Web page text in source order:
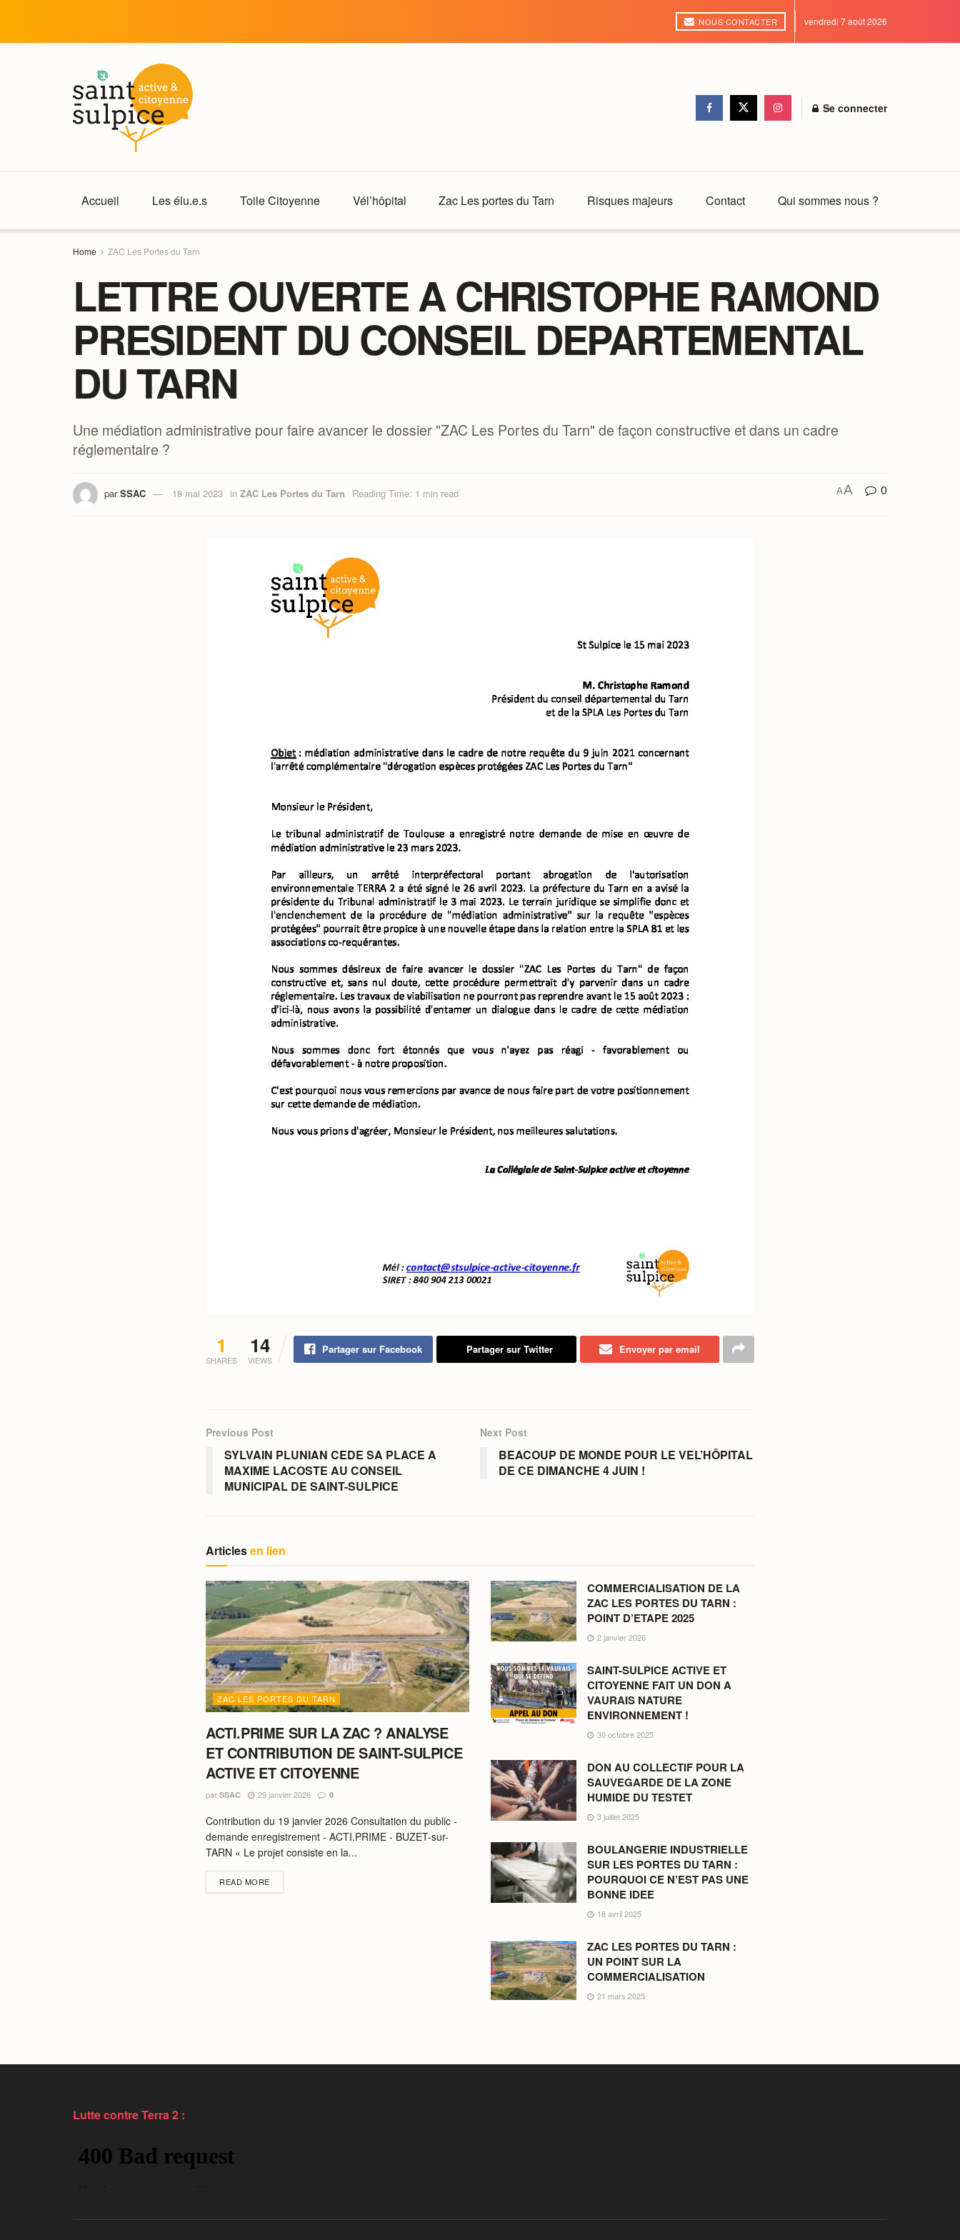
NOUS CONTACTER vendredi 7 août 2026
Se connecter
Accueil Les élu.e.s Toile Citoyenne Vél’hôpital Zac Les portes du Tarn Risques majeurs Contact Qui sommes nous ?
Home ZAC Les Portes du Tarn
LETTRE OUVERTE A CHRISTOPHE RAMOND
PRESIDENT DU CONSEIL DEPARTEMENTAL
DU TARN
Une médiation administrative pour faire avancer le dossier "ZAC Les Portes du Tarn" de façon constructive et dans un cadre
réglementaire ?
par SSAC 18 mai 2023 in ZAC Les Portes du Tarn Reading Time: 1 min read AA 0
1
SHARES
14
VIEWS
Partager sur Facebook Partager sur Twitter Envoyer par email
Previous Post
SYLVAIN PLUNIAN CEDE SA PLACE A
MAXIME LACOSTE AU CONSEIL
MUNICIPAL DE SAINT-SULPICE
Next Post
BEACOUP DE MONDE POUR LE VEL’HÔPITAL
DE CE DIMANCHE 4 JUIN !
Articlesen lien
ZAC LES PORTES DU TARN
ACTI.PRIME SUR LA ZAC ? ANALYSE
ET CONTRIBUTION DE SAINT-SULPICE
ACTIVE ET CITOYENNE
par SSAC 29 janvier 2026 0
Contribution du 19 janvier 2026 Consultation du public -
demande enregistrement - ACTI.PRIME - BUZET-sur-
TARN « Le projet consiste en la...
READ MOREDETAILS
COMMERCIALISATION DE LA
ZAC LES PORTES DU TARN :
POINT D’ETAPE 2025
2 janvier 2026
SAINT-SULPICE ACTIVE ET
CITOYENNE FAIT UN DON A
VAURAIS NATURE
ENVIRONNEMENT !
30 octobre 2025
DON AU COLLECTIF POUR LA
SAUVEGARDE DE LA ZONE
HUMIDE DU TESTET
3 juillet 2025
BOULANGERIE INDUSTRIELLE
SUR LES PORTES DU TARN :
POURQUOI CE N’EST PAS UNE
BONNE IDEE
18 avril 2025
ZAC LES PORTES DU TARN :
UN POINT SUR LA
COMMERCIALISATION
21 mars 2025
Lutte contre Terra 2 :